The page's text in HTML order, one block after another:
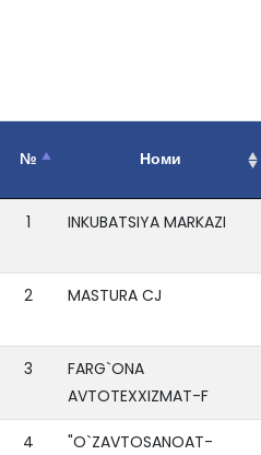
№ Номи
1 INKUBATSIYA MARKAZI
2 MASTURA CJ
3
FARG`ONA
AVTOTEXXIZMAT-F
4
"O`ZAVTOSANOAT-